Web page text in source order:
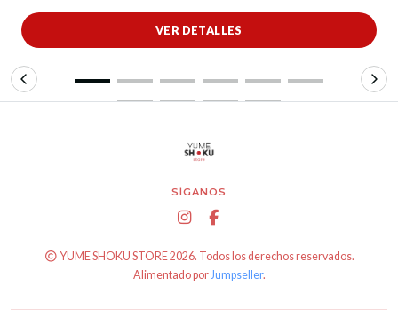
VER DETALLES
SÍGANOS
YUME SHOKU STORE 2026. Todos los derechos reservados.
Alimentado porJumpseller.